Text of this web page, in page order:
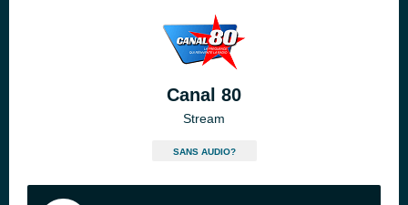
Canal 80
Stream
SANS AUDIO?